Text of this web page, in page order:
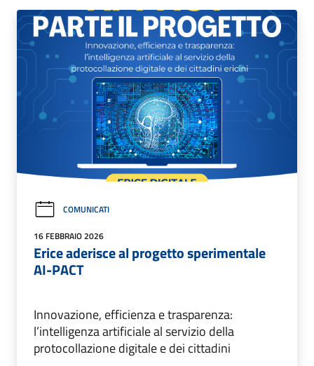
COMUNICATI
16 FEBBRAIO 2026
Erice aderisce al progetto sperimentale
AI-PACT
Innovazione, efficienza e trasparenza:
l’intelligenza artificiale al servizio della
protocollazione digitale e dei cittadini